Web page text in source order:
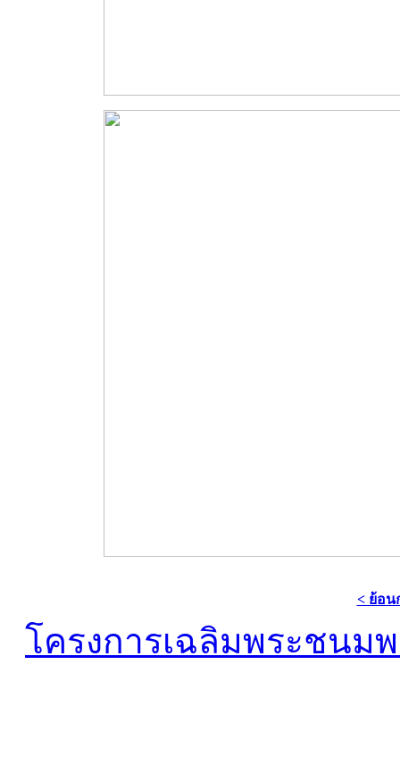
< ย้อน
โครงการเฉลิมพระชนม